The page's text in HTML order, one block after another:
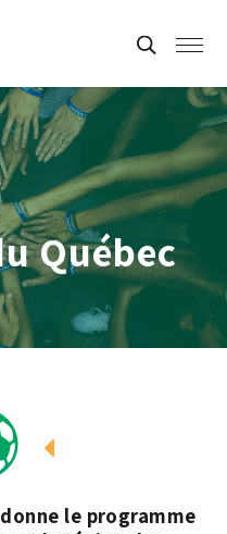
Québec
le programme